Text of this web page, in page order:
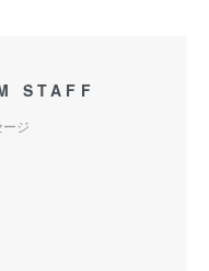
STAFF
ジ